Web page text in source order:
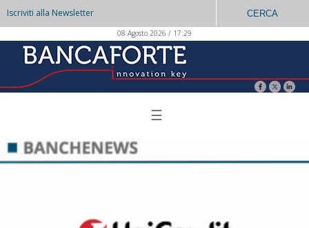
Iscriviti alla Newsletter CERCA
08 Agosto 2026 / 17:29
☰